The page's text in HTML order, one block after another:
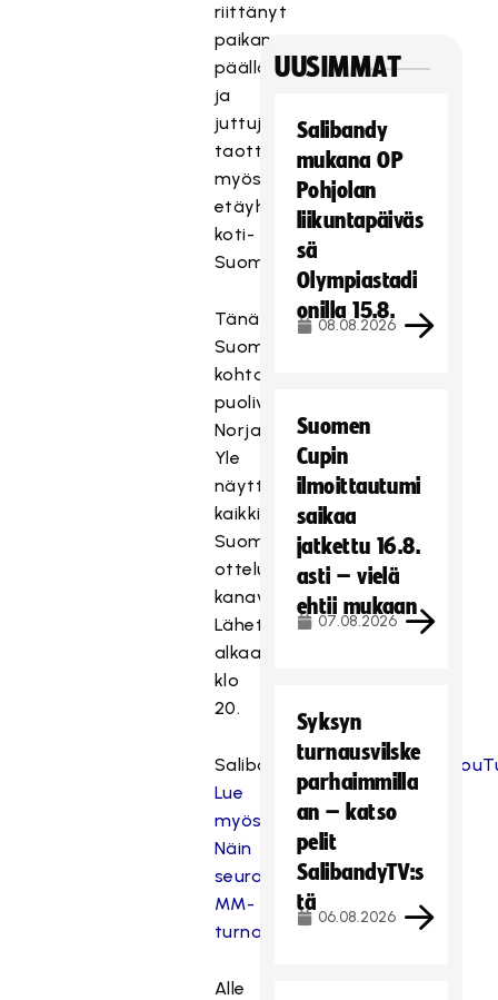
riittänyt
paikan
päällä
ja
juttuja
taottu
myös
etäyhteyksin
koti-
Suomesta.
Tänään
Suomi
kohtaa
puolivälieräottelussaan
Norjan.
Yle
näyttää
kaikki
Suomen
ottelut
kanavillaan.
Lähetys
alkaa
klo
20.
Salibandyliitto:Instagram
Lue
myös:
Näin
seuraat
MM-
turnausta
Alle
UUSIMMAT
Salibandy
mukana OP
Pohjolan
liikuntapäiväs
sä
Olympiastadi
onilla 15.8.
08.08.2026
Suomen
Cupin
ilmoittautumi
saikaa
jatkettu 16.8.
asti – vielä
ehtii mukaan
07.08.2026
Syksyn
turnausvilske
parhaimmilla
an – katso
pelit
SalibandyTV:s
tä
06.08.2026